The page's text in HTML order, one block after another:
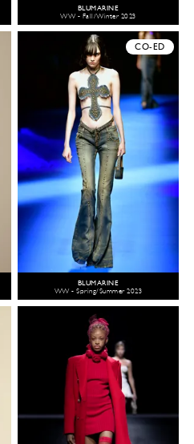
BLUMARINE
WW - Fall/Winter 2023
CO-ED
BLUMARINE
WW - Spring/Summer 2023